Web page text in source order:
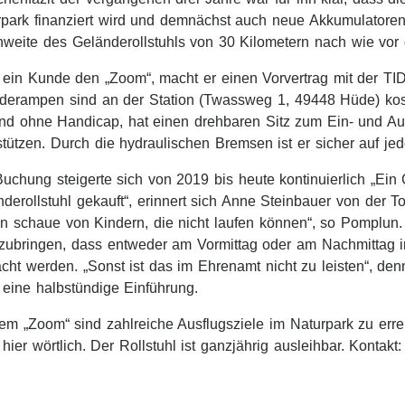
finanziert wird und demnächst auch neue
des Geländerollstuhls von 30 Kilometern nach wie vor
Kunde den „Zoom“, macht er einen Vorvertrag mit der
sind an der Station (Twassweg 1, 49448 Hüde)
ohne Handicap, hat einen drehbaren Sitz zum Ein- und
Durch die hydraulischen Bremsen ist er sicher auf
steigerte sich von 2019 bis heute kontinuierlich
gekauft“, erinnert sich Anne Steinbauer von der
schaue von Kindern, die nicht laufen können“, so
dass entweder am Vormittag oder am
werden. „Sonst ist das im Ehrenamt nicht zu leisten“,
halbstündige Einführung.
„Zoom“ sind zahlreiche Ausflugsziele im Naturpark zu
hier wörtlich. Der Rollstuhl ist ganzjährig ausleihbar.